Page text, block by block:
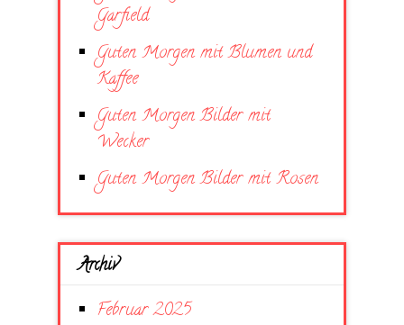
Garfield
Guten Morgen mit Blumen und
Kaffee
Guten Morgen Bilder mit
Wecker
Guten Morgen Bilder mit Rosen
Archiv
Februar 2025